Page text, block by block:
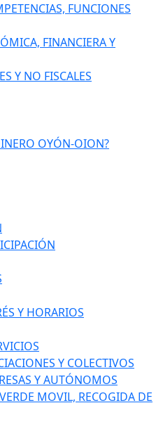
FUNCIONES
FINANCIERA Y
Y NO FISCALES
OYÓN-OION?
Y HORARIOS
Y COLECTIVOS
Y AUTÓNOMOS
MOVIL, RECOGIDA DE